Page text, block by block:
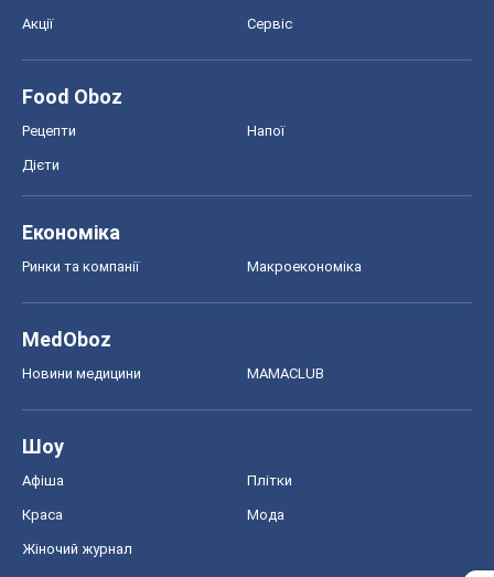
Акції Сервіс
Food Oboz
Рецепти Напої
Дієти
Економіка
Ринки та компанії Макроекономіка
MedOboz
Новини медицини MAMACLUB
Шоу
Афіша Плітки
Краса Мода
Жіночий журнал